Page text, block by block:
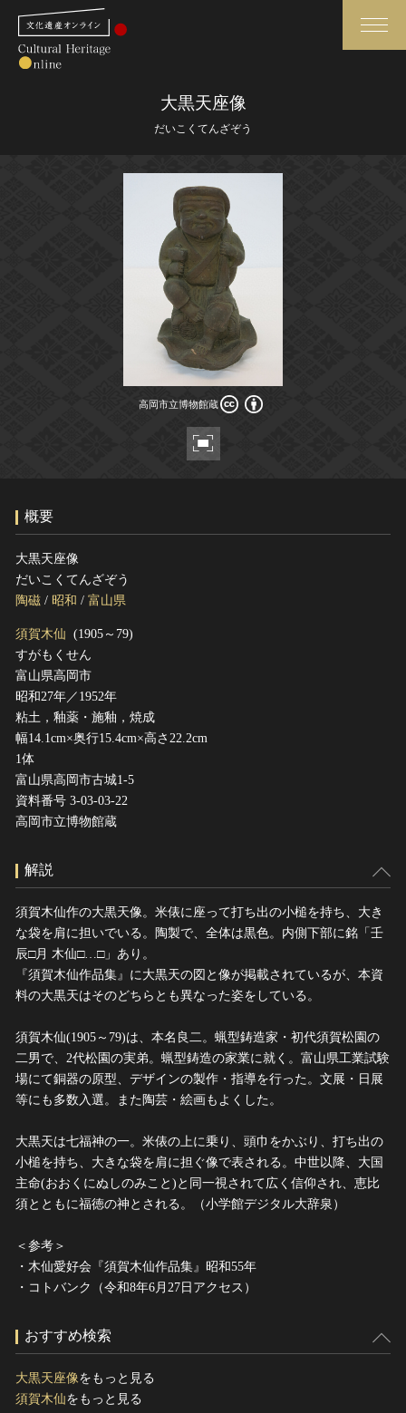
さらに詳細検索
全国の美術館・博物館
媒体資料・関連記事等
博物館、美術館の皆さまへ
文化庁よりご挨拶
今月のみどころ
お知らせ一覧
ヘルプ
このサイトについて
サイトのご意見はこちら
文化遺産データベース
大黒天座像
だいこくてんざぞう
高岡市立博物館蔵
高岡市立博物館蔵
概要
大黒天座像
だいこくてんざぞう
陶磁 / 昭和 / 富山県
須賀木仙 (1905～79)
すがもくせん
富山県高岡市
昭和27年／1952年
粘土，釉薬・施釉，焼成
幅14.1cm×奥行15.4cm×高さ22.2cm
1体
富山県高岡市古城1-5
資料番号 3-03-03-22
高岡市立博物館蔵
解説
須賀木仙作の大黒天像。米俵に座って打ち出の小槌を持ち、大き
な袋を肩に担いでいる。陶製で、全体は黒色。内側下部に銘「壬
辰□月 木仙□…□」あり。
『須賀木仙作品集』に大黒天の図と像が掲載されているが、本資
料の大黒天はそのどちらとも異なった姿をしている。
須賀木仙(1905～79)は、本名良二。蝋型鋳造家・初代須賀松園の
二男で、2代松園の実弟。蝋型鋳造の家業に就く。富山県工業試験
場にて銅器の原型、デザインの製作・指導を行った。文展・日展
等にも多数入選。また陶芸・絵画もよくした。
大黒天は七福神の一。米俵の上に乗り、頭巾をかぶり、打ち出の
小槌を持ち、大きな袋を肩に担ぐ像で表される。中世以降、大国
主命(おおくにぬしのみこと)と同一視されて広く信仰され、恵比
須とともに福徳の神とされる。（小学館デジタル大辞泉）
＜参考＞
・木仙愛好会『須賀木仙作品集』昭和55年
・コトバンク（令和8年6月27日アクセス）
おすすめ検索
大黒天座像をもっと見る
須賀木仙をもっと見る